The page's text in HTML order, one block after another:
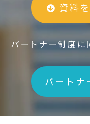
資料
パートナー制度に
パートナ